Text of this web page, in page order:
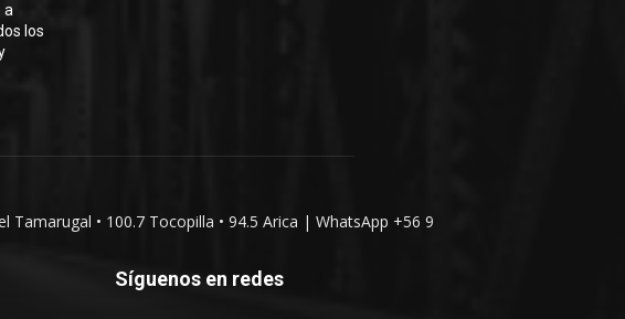
a
los
• 100.7 Tocopilla • 94.5 Arica | WhatsApp +56 9
Síguenos en redes